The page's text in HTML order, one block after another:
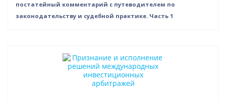
постатейный комментарий с путеводителем по
законодательству и судебной практике. Часть 1